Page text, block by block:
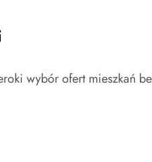
wybór ofert mieszkań